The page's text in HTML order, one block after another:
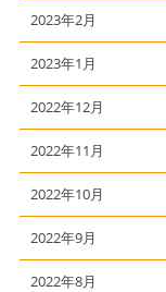
2023年2月
2023年1月
2022年12月
2022年11月
2022年10月
2022年9月
2022年8月